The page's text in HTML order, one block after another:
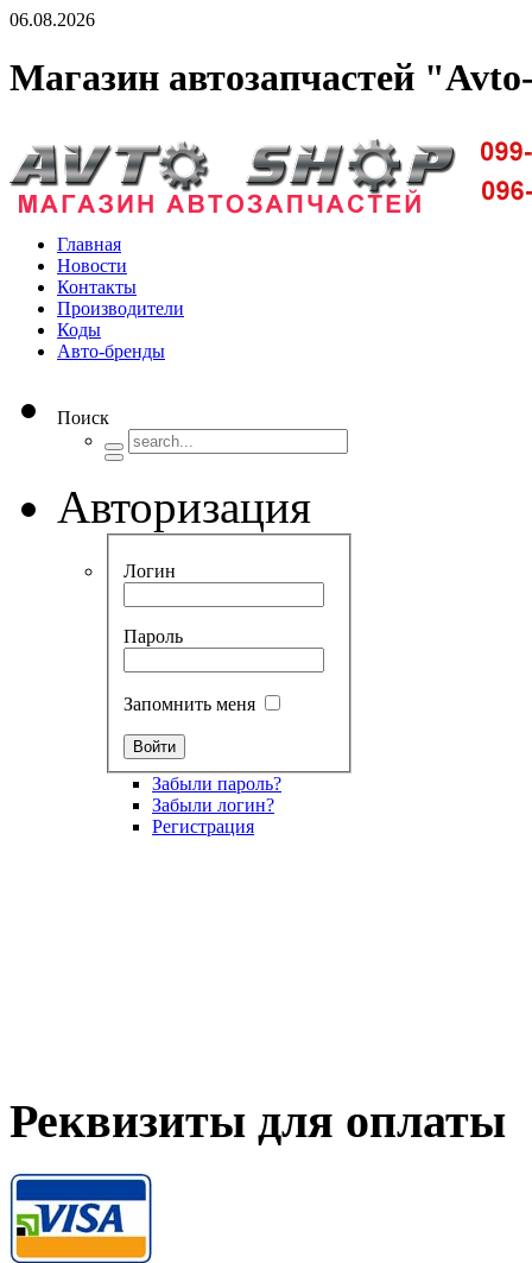
06.08.2026
Магазин автозапчастей
Доставка запчастей по Киеву и
Главная
Новости
Контакты
Производители
Коды
Авто-бренды
Поиск
Авторизация
Логин
Пароль
Запомнить меня
Забыли пароль?
Забыли логин?
Регистрация
Реквизиты для оплаты